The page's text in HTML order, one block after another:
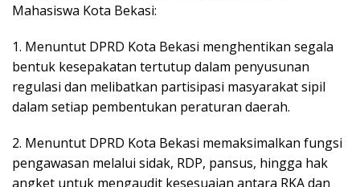
Mahasiswa Kota Bekasi:
1. Menuntut DPRD Kota Bekasi menghentikan segala
bentuk kesepakatan tertutup dalam penyusunan
regulasi dan melibatkan partisipasi masyarakat sipil
dalam setiap pembentukan peraturan daerah.
2. Menuntut DPRD Kota Bekasi memaksimalkan fungsi
pengawasan melalui sidak, RDP, pansus, hingga hak
angket untuk mengaudit kesesuaian antara RKA dan